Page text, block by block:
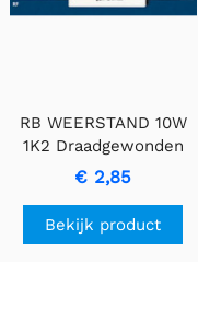
RB WEERSTAND 10W
1K2 Draadgewonden
Cementweerstand met
Keramische Behuizing
€ 2,85
Bekijk product